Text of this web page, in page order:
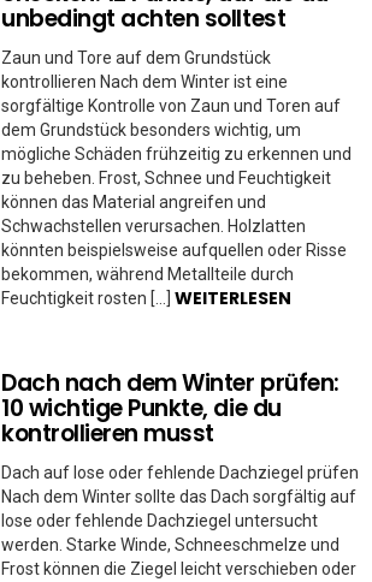
unbedingt achten solltest
Zaun und Tore auf dem Grundstück
kontrollieren Nach dem Winter ist eine
sorgfältige Kontrolle von Zaun und Toren auf
dem Grundstück besonders wichtig, um
mögliche Schäden frühzeitig zu erkennen und
zu beheben. Frost, Schnee und Feuchtigkeit
können das Material angreifen und
Schwachstellen verursachen. Holzlatten
könnten beispielsweise aufquellen oder Risse
bekommen, während Metallteile durch
Feuchtigkeit rosten […] WEITERLESEN
Dach nach dem Winter prüfen:
10 wichtige Punkte, die du
kontrollieren musst
Dach auf lose oder fehlende Dachziegel prüfen
Nach dem Winter sollte das Dach sorgfältig auf
lose oder fehlende Dachziegel untersucht
werden. Starke Winde, Schneeschmelze und
Frost können die Ziegel leicht verschieben oder